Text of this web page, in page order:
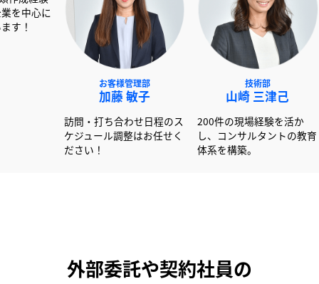
山崎
200件の現場
し、コンサル
訪問・打ち合わせ日程のス
ケジュール調整はお任せく
社以上の書類作成経験
かし大手企業を中心に
ートしています！
外部委託や契約社員の